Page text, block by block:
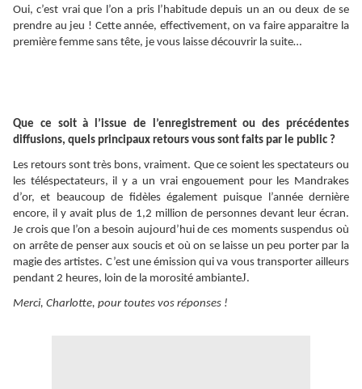
Oui, c’est vrai que l’on a pris l’habitude depuis un an ou deux de se
prendre au jeu ! Cette année, effectivement, on va faire apparaitre la
première femme sans tête, je vous laisse découvrir la suite…
Que ce soit à l’issue de l’enregistrement ou des précédentes
diffusions, quels principaux retours vous sont faits par le public ?
Les retours sont très bons, vraiment. Que ce soient les spectateurs ou
les téléspectateurs, il y a un vrai engouement pour les Mandrakes
d’or, et beaucoup de fidèles également puisque l’année dernière
encore, il y avait plus de 1,2 million de personnes devant leur écran.
Je crois que l’on a besoin aujourd’hui de ces moments suspendus où
on arrête de penser aux soucis et où on se laisse un peu porter par la
magie des artistes. C’est une émission qui va vous transporter ailleurs
pendant 2 heures, loin de la morosité ambianteJ.
Merci, Charlotte, pour toutes vos réponses !